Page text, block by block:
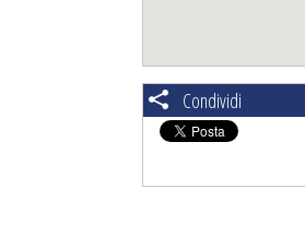
Condividi